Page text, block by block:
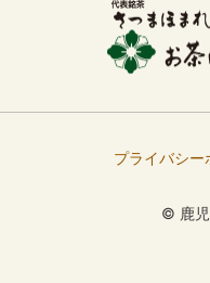
プライバシー
© 鹿